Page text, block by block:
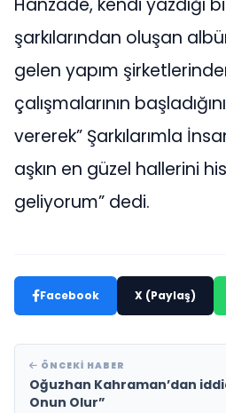
Hanzade, kendi yazdığı
şarkılarından oluşan
gelen yapım
çalışmalarının
vererek” Şarkılarımla
aşkın en güzel hallerini
geliyorum” dedi.
Facebook X (Paylaş)
ÖNCEKI HABER
Oğuzhan Kahraman’dan
Onun Olur”